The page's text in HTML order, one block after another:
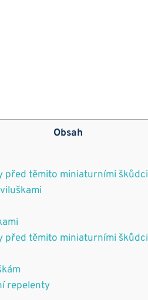
Obsah
před těmito miniaturními škůdci
před těmito miniaturními škůdci
repelenty